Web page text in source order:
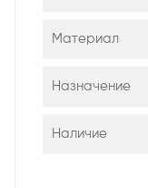
Материал
Назначение
Наличие